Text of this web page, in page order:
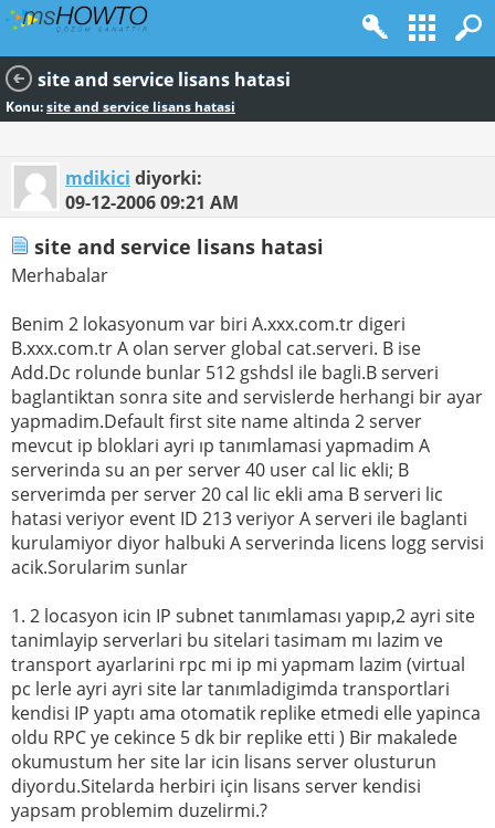
site and service lisans hatasi
Konu:site and service lisans hatasi
mdikici diyorki:
09-12-200609:21 AM
site and service lisans hatasi
Merhabalar
Benim 2 lokasyonum var biri A.xxx.com.tr digeri
B.xxx.com.tr A olan server global cat.serveri. B ise
Add.Dc rolunde bunlar 512 gshdsl ile bagli.B serveri
baglantiktan sonra site and servislerde herhangi bir ayar
yapmadim.Default first site name altinda 2 server
mevcut ip bloklari ayri ıp tanımlamasi yapmadim A
serverinda su an per server 40 user cal lic ekli; B
serverimda per server 20 cal lic ekli ama B serveri lic
hatasi veriyor event ID 213 veriyor A serveri ile baglanti
kurulamiyor diyor halbuki A serverinda licens logg servisi
acik.Sorularim sunlar
1. 2 locasyon icin IP subnet tanımlaması yapıp,2 ayri site
tanimlayip serverlari bu sitelari tasimam mı lazim ve
transport ayarlarini rpc mi ip mi yapmam lazim (virtual
pc lerle ayri ayri site lar tanımladigimda transportlari
kendisi IP yaptı ama otomatik replike etmedi elle yapinca
oldu RPC ye cekince 5 dk bir replike etti ) Bir makalede
okumustum her site lar icin lisans server olusturun
diyordu.Sitelarda herbiri için lisans server kendisi
yapsam problemim duzelirmi.?